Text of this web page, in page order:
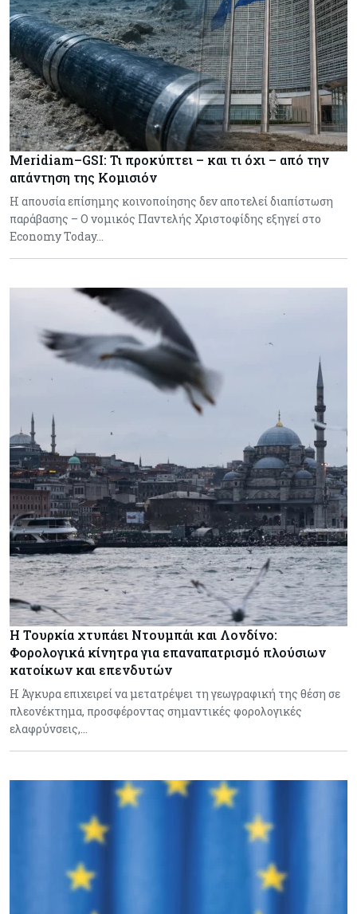
Meridiam–GSI: Τι προκύπτει – και τι όχι – από την
απάντηση της Κομισιόν
Η απουσία επίσημης κοινοποίησης δεν αποτελεί διαπίστωση
παράβασης – Ο νομικός Παντελής Χριστοφίδης εξηγεί στο
Economy Today…
Η Τουρκία χτυπάει Ντουμπάι και Λονδίνο:
Φορολογικά κίνητρα για επαναπατρισμό πλούσιων
κατοίκων και επενδυτών
Η Άγκυρα επιχειρεί να μετατρέψει τη γεωγραφική της θέση σε
πλεονέκτημα, προσφέροντας σημαντικές φορολογικές
ελαφρύνσεις,…